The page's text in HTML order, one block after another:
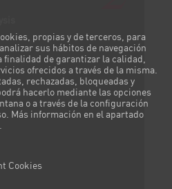
propias y de terceros, para
sus hábitos de navegación
finalidad de garantizar la calidad,
ofrecidos a través de la misma.
rechazadas, bloqueadas y
hacerlo mediante las opciones
o a través de la configuración
Más información en el apartado
Cookies